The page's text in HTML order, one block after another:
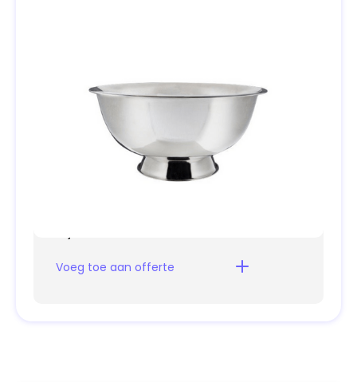
Specificaties
Afmeting
22 cm hoog en Ø
Voeg toe aan offerte